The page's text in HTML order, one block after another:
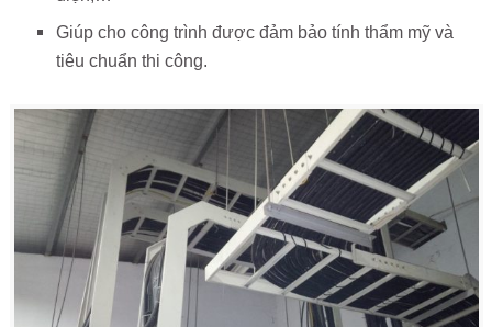
Giúp cho công trình được đảm bảo tính thẩm mỹ và
tiêu chuẩn thi công.